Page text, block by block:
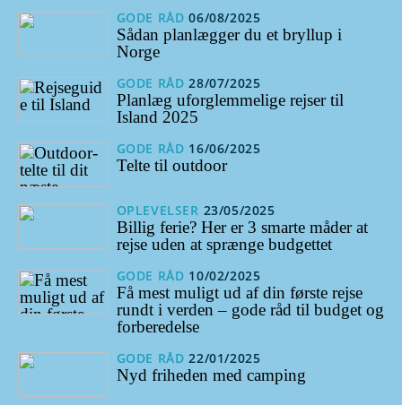
GODE RÅD 06/08/2025
Sådan planlægger du et bryllup i
Norge
GODE RÅD 28/07/2025
Planlæg uforglemmelige rejser til
Island 2025
GODE RÅD 16/06/2025
Telte til outdoor
OPLEVELSER 23/05/2025
Billig ferie? Her er 3 smarte måder at
rejse uden at sprænge budgettet
GODE RÅD 10/02/2025
Få mest muligt ud af din første rejse
rundt i verden – gode råd til budget og
forberedelse
GODE RÅD 22/01/2025
Nyd friheden med camping